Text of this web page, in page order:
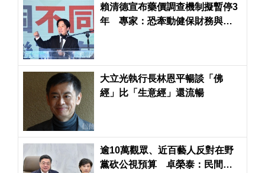
賴清德宣布藥價調查機制擬暫停3
年 專家：恐牽動健保財務與病
大立光執行長林恩平暢談「佛
經」比「生意經」還流暢
逾10萬觀眾、近百藝人反對在野
黨砍公視預算 卓榮泰：民間希